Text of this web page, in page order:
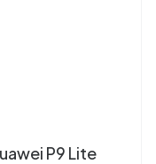
P9 Lite